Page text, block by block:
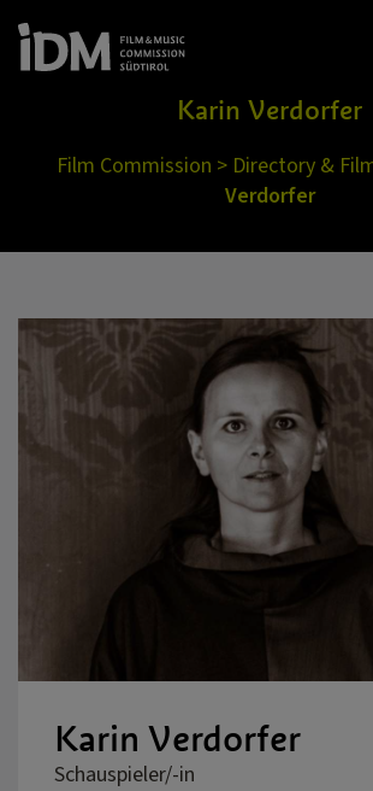
Karin Verdorfer
Film Commission > Directory &
Verdorfer
Karin Verdorfer
Schauspieler/-in